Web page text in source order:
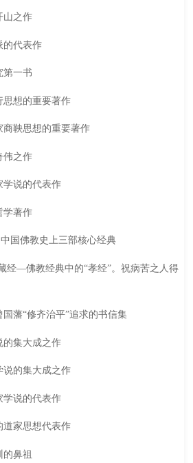
山之作
的代表作
第一书
思想的重要著作
商鞅思想的重要著作
伟之作
学说的代表作
学著作
中国佛教史上三部核心经典
经—佛教经典中的“孝经”。祝病苦之人得
国藩“修齐治平”追求的书信集
的集大成之作
说的集大成之作
学说的代表作
道家思想代表作
的鼻祖